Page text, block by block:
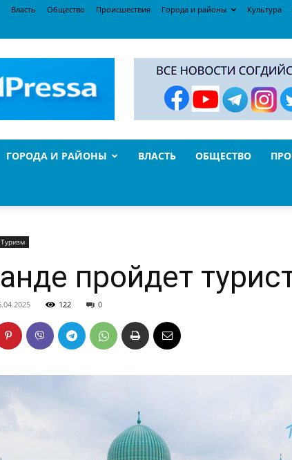
Власть Общество Происшествия Города и районы Культура
ГОРОДА И РАЙОНЫ ВЛАСТЬ ОБЩЕСТВО
Туризм
пройдет
122 0